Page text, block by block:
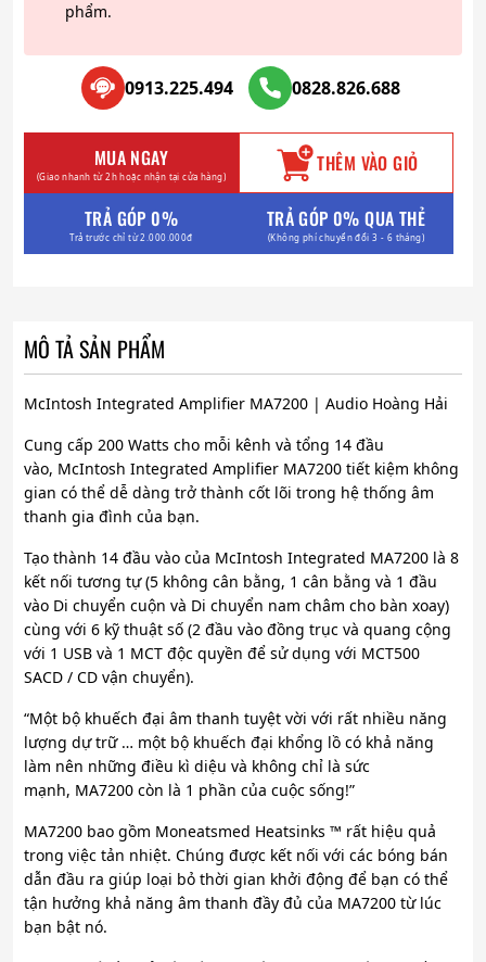
phẩm.
0913.225.494 0828.826.688
MUA NGAY
(Giao nhanh từ 2h hoặc nhận tại cửa hàng) THÊM VÀO GIỎ
TRẢ GÓP 0%
Trả trước chỉ từ 2.000.000đ
TRẢ GÓP 0% QUA THẺ
(Không phí chuyển đổi 3 - 6 tháng)
MÔ TẢ SẢN PHẨM
McIntosh Integrated Amplifier MA7200 | Audio Hoàng Hải
Cung cấp 200 Watts cho mỗi kênh và tổng 14 đầu
vào, McIntosh Integrated Amplifier MA7200 tiết kiệm không
gian có thể dễ dàng trở thành cốt lõi trong hệ thống âm
thanh gia đình của bạn.
Tạo thành 14 đầu vào của McIntosh Integrated MA7200 là 8
kết nối tương tự (5 không cân bằng, 1 cân bằng và 1 đầu
vào Di chuyển cuộn và Di chuyển nam châm cho bàn xoay)
cùng với 6 kỹ thuật số (2 đầu vào đồng trục và quang cộng
với 1 USB và 1 MCT độc quyền để sử dụng với MCT500
SACD / CD vận chuyển).
“Một bộ khuếch đại âm thanh tuyệt vời với rất nhiều năng
lượng dự trữ … một bộ khuếch đại khổng lồ có khả năng
làm nên những điều kì diệu và không chỉ là sức
mạnh, MA7200 còn là 1 phần của cuộc sống!”
MA7200 bao gồm Moneatsmed Heatsinks ™ rất hiệu quả
trong việc tản nhiệt. Chúng được kết nối với các bóng bán
dẫn đầu ra giúp loại bỏ thời gian khởi động để bạn có thể
tận hưởng khả năng âm thanh đầy đủ của MA7200 từ lúc
bạn bật nó.